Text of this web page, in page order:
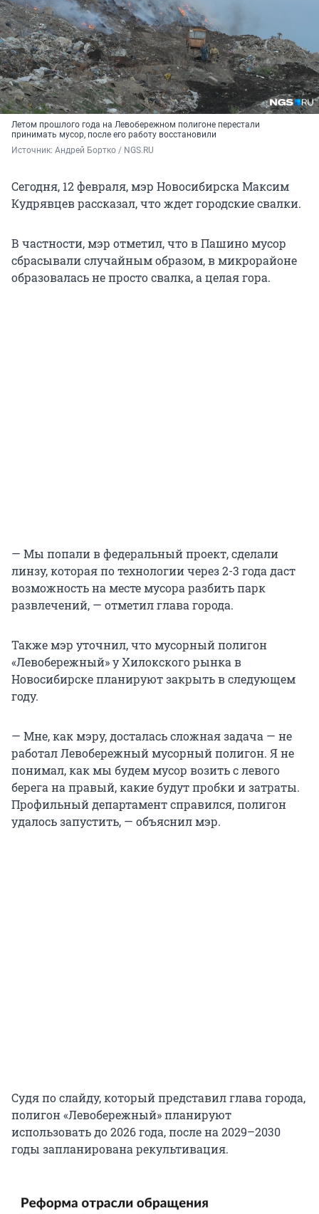
Летом прошлого года на Левобережном полигоне перестали
принимать мусор, после его работу восстановили
Источник: Андрей Бортко / NGS.RU
Сегодня, 12 февраля, мэр Новосибирска Максим
Кудрявцев рассказал, что ждет городские свалки.
В частности, мэр отметил, что в Пашино мусор
сбрасывали случайным образом, в микрорайоне
образовалась не просто свалка, а целая гора.
— Мы попали в федеральный проект, сделали
линзу, которая по технологии через 2-3 года даст
возможность на месте мусора разбить парк
развлечений, — отметил глава города.
Также мэр уточнил, что мусорный полигон
«Левобережный» у Хилокского рынка в
Новосибирске планируют закрыть в следующем
году.
— Мне, как мэру, досталась сложная задача — не
работал Левобережный мусорный полигон. Я не
понимал, как мы будем мусор возить с левого
берега на правый, какие будут пробки и затраты.
Профильный департамент справился, полигон
удалось запустить, — объяснил мэр.
Судя по слайду, который представил глава города,
полигон «Левобережный» планируют
использовать до 2026 года, после на 2029–2030
годы запланирована рекультивация.